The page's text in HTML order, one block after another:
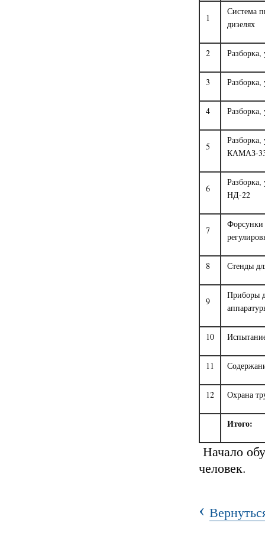
1
Система
дизелях
2 Разборка,
3
4 Разборка,
5
Разборка,
КАМАЗ-
6
НД-22
7
Форсунки
8 Стенды
9
Приборы
10
11
12 Охрана
Итого:
Начало
человек.
‹